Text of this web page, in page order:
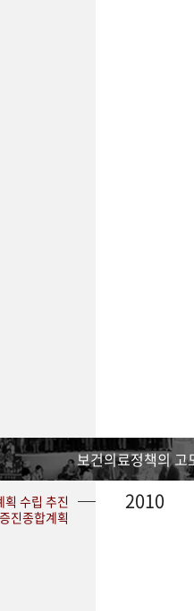
보건의료정책의 고
수립 추진
진종합계획
2010